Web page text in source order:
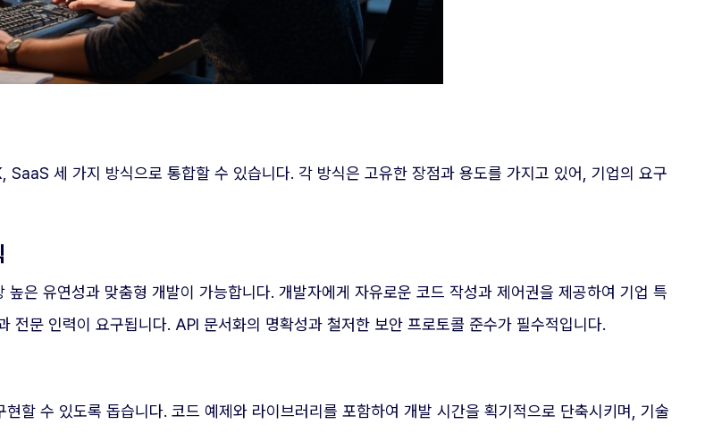
세 가지 방식으로 통합할 수 있습니다. 각 방식은 고유한 장점과 용도를 가지고 있어, 기업의 요구
은 유연성과 맞춤형 개발이 가능합니다. 개발자에게 자유로운 코드 작성과 제어권을 제공하여 기업 특
문 인력이 요구됩니다. API 문서화의 명확성과 철저한 보안 프로토콜 준수가 필수적입니다.
할 수 있도록 돕습니다. 코드 예제와 라이브러리를 포함하여 개발 시간을 획기적으로 단축시키며, 기술